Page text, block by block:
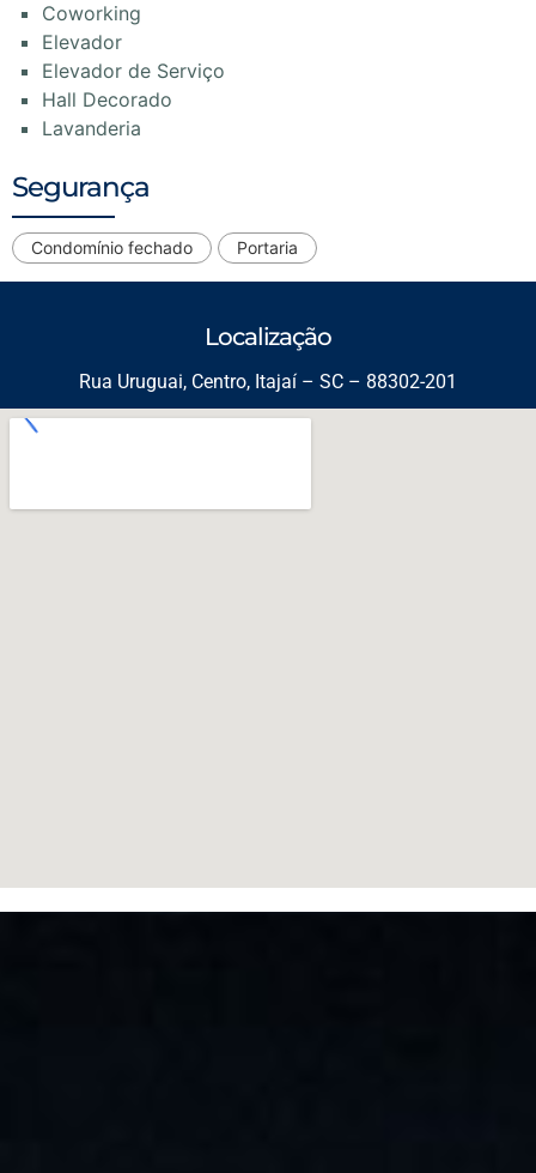
Coworking
Elevador
Elevador de Serviço
Hall Decorado
Lavanderia
Segurança
Condomínio fechado Portaria
Localização
Rua Uruguai, Centro, Itajaí – SC – 88302-201